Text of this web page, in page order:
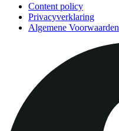
Content policy
Privacyverklaring
Algemene Voorwaarden